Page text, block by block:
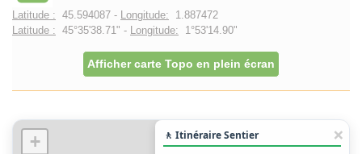
Latitude : 45.594087 - Longitude: 1.887472
Latitude : 45°35'38.71" - Longitude: 1°53'14.90"
Afficher carte Topo en plein écran
+
🚶 Itinéraire Sentier